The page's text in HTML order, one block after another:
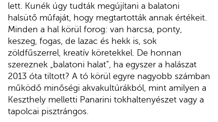
lett. Kunék úgy tudták megújítani a balatoni
halsütő műfaját, hogy megtartották annak értékeit.
Minden a hal körül forog: van harcsa, ponty,
keszeg, fogas, de lazac és hekk is, sok
zöldfűszerrel, kreatív köretekkel. De honnan
szereznek „balatoni halat”, ha egyszer a halászat
2013 óta tiltott? A tó körül egyre nagyobb számban
működő minőségi akvakultúrákból, mint amilyen a
Keszthely melletti Panarini tokhaltenyészet vagy a
tapolcai pisztrángos.